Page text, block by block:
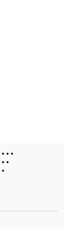
• • •
• •
•